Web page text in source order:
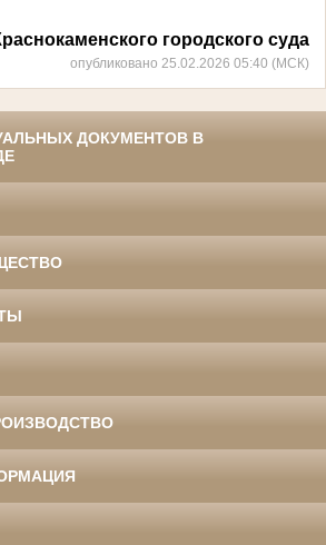
городского суда
опубликовано 25.02.2026 05:40 (МСК)
ДОКУМЕНТОВ В